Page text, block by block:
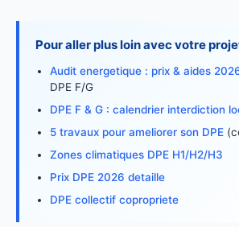
Pour aller plus loin avec votre
Audit energetique : prix & aides
DPE F/G
DPE F & G : calendrier interdiction
5 travaux pour ameliorer son DPE
Zones climatiques DPE H1/H2/H3
Prix DPE 2026 detaille
DPE collectif copropriete